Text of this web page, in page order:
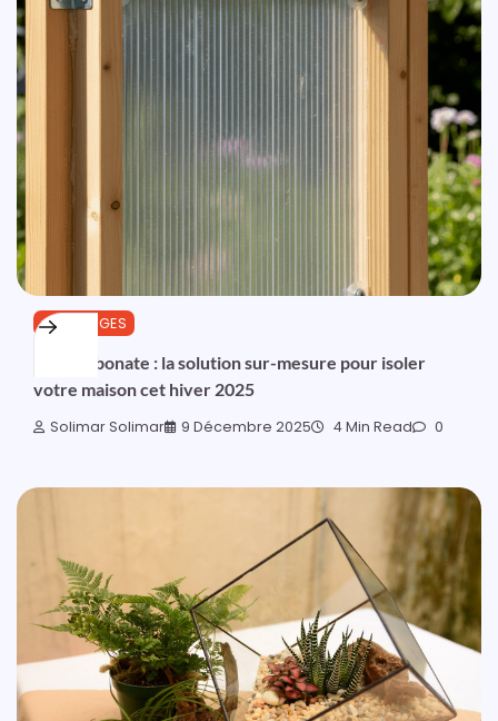
OUTILLAGES
Polycarbonate : la solution sur-mesure pour isoler
votre maison cet hiver 2025
Solimar Solimar 9 Décembre 2025 4 Min Read 0